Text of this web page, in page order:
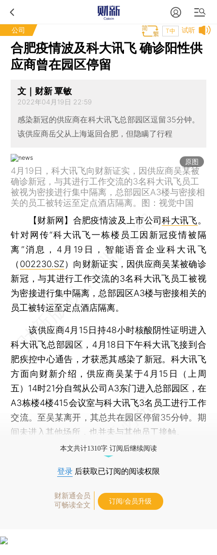
公司 试听
T中
合肥疫情波及科大讯飞 确诊阳性供
应商曾在园区停留
文｜财新 覃敏
2022年04月19日 22:59
感染新冠的供应商在科大讯飞总部园区逗留35分钟。
该供应商岳父从上海返回合肥，但隐瞒了行程
原图
4月19日，科大讯飞向财新证实，因供应商吴某被
确诊新冠，与其进行工作交流的3名科大讯飞员工
被视为密接进行集中隔离，总部园区A3楼与密接相
关的员工被转运至定点酒店隔离。图：视觉中国
【财新网】 合肥疫情波及上市公司科大讯飞。
针对网传“科大讯飞一栋楼员工因新冠疫情被隔
离”消息，4月19日，智能语音企业科大讯飞
（ 002230.SZ）向财新证实，因供应商吴某被确诊
新冠，与其进行工作交流的3名科大讯飞员工被视
为密接进行集中隔离，总部园区A3楼与密接相关的
员工被转运至定点酒店隔离。
该供应商4月15日持48小时核酸阴性证明进入
科大讯飞总部园区，4月18日下午科大讯飞接到合
肥疾控中心通告，才获悉其感染了新冠。科大讯飞
方面向财新介绍，供应商吴某于4月15日（上周
五）14时21分自驾从公司A3东门进入总部园区，在
A3栋楼4楼415会议室与科大讯飞3名员工进行工作
交流。至吴某离开，其总共在园区停留35分钟。期
间未进入其他场所，也并未与其他员工接触。
本文共计1310字 订阅后继续阅读
登录 后获取已订阅的阅读权限
财新通会员
可畅读全文
订阅/会员升级